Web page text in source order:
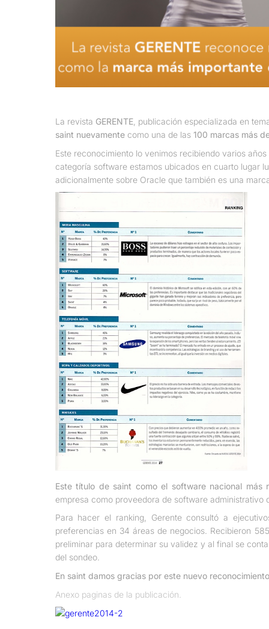
La revista GERENTE, publicación especializada en
saint nuevamentecomo una de las 100 marcas más
Este reconocimiento lo venimos recibiendo varios
categoría software estamos ubicados en cuarto lugar
adicionalmente sobre Oracle que también es una
Este título de saint como el software nacional más
empresa como proveedora de software administrativo
Para hacer el ranking, Gerente consultó a
preferencias en 34 áreas de negocios. Recibieron
preliminar para determinar su validez y al final se
del sondeo.
En saint damos gracias por este nuevo reconocimiento
Anexo paginas de la publicación.